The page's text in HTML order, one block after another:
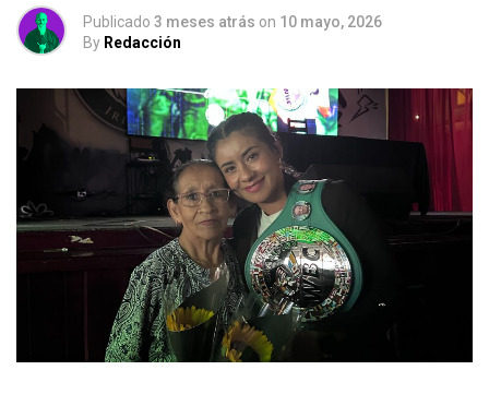
Publicado 3 meses atrás on 10 mayo, 2026
By Redacción